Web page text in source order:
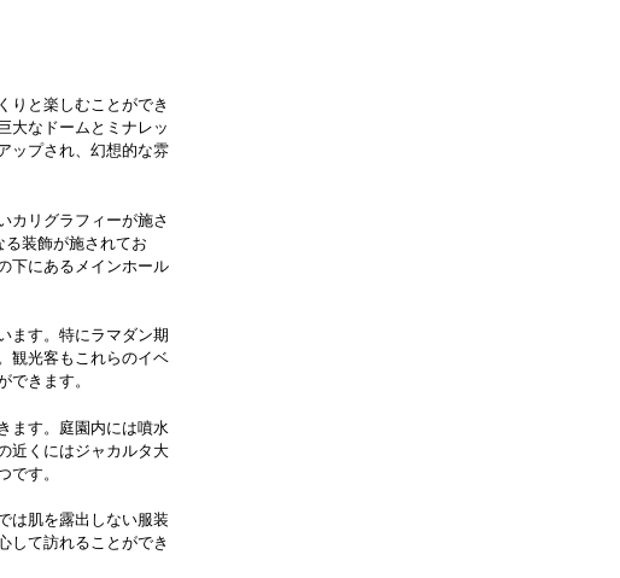
りと楽しむことができ
大なドームとミナレッ
ップされ、幻想的な雰
カリグラフィーが施さ
装飾が施されてお
下にあるメインホール
ます。特にラマダン期
観光客もこれらのイベ
できます。
ます。庭園内には噴水
近くにはジャカルタ大
です。
は肌を露出しない服装
して訪れることができ